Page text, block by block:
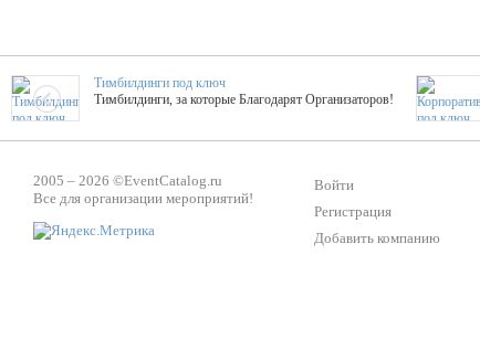
Тимбилдинги под ключ
Тимбилдинги, за которые Благодарят Организаторов!
ТОПовые мастер-классы на мероприятие! Гибкие цены!
2005 – 2026 ©EventCatalog.ru
Все для организации мероприятий!
Войти
Регистрация
Добавить компанию